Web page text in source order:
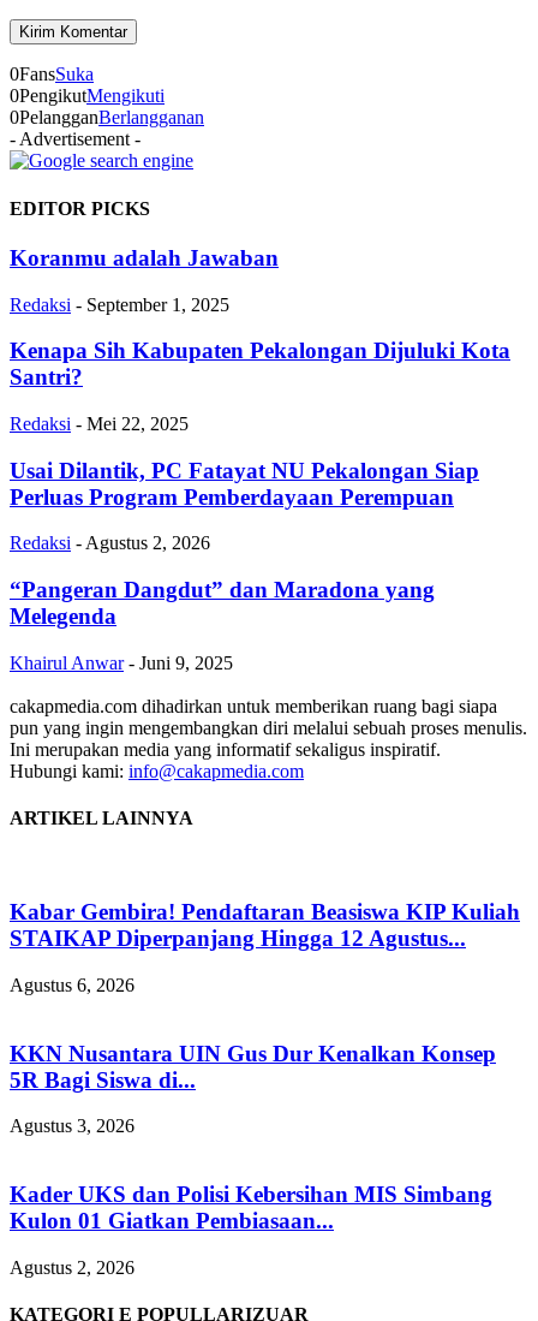
0FansSuka
0PengikutMengikuti
0PelangganBerlangganan
- Advertisement -
EDITOR PICKS
Koranmu adalah Jawaban
Redaksi - September 1, 2025
Kenapa Sih Kabupaten Pekalongan Dijuluki Kota
Santri?
Redaksi - Mei 22, 2025
Usai Dilantik, PC Fatayat NU Pekalongan Siap
Perluas Program Pemberdayaan Perempuan
Redaksi - Agustus 2, 2026
“Pangeran Dangdut” dan Maradona yang
Melegenda
Khairul Anwar - Juni 9, 2025
cakapmedia.com dihadirkan untuk memberikan ruang bagi siapa
pun yang ingin mengembangkan diri melalui sebuah proses menulis.
Ini merupakan media yang informatif sekaligus inspiratif.
Hubungi kami: info@cakapmedia.com
ARTIKEL LAINNYA
Kabar Gembira! Pendaftaran Beasiswa KIP Kuliah
STAIKAP Diperpanjang Hingga 12 Agustus...
Agustus 6, 2026
KKN Nusantara UIN Gus Dur Kenalkan Konsep
5R Bagi Siswa di...
Agustus 3, 2026
Kader UKS dan Polisi Kebersihan MIS Simbang
Kulon 01 Giatkan Pembiasaan...
Agustus 2, 2026
KATEGORI E POPULLARIZUAR